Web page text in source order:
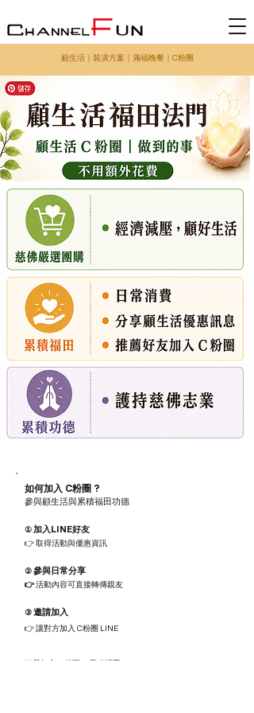
顧生活｜ 裝潢方案 ｜ 滿福晚餐 ｜ C粉圈
​如何加入 C粉圈 ?
參與顧生活與累積福田功德
①加入LINE好友
👉 取得活動與優惠資訊
②參與日常分享
👉活動內容可直接轉傳親友
③邀請加入
👉 讓對方加入 C粉圈 LINE
點我加入Ｃ粉圈 累積福田